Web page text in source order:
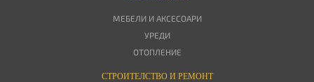
МЕБЕЛИ И АКСЕСОАРИ
УРЕДИ
ОТОПЛЕНИЕ
СТРОИТЕЛСТВО И РЕМОНТ